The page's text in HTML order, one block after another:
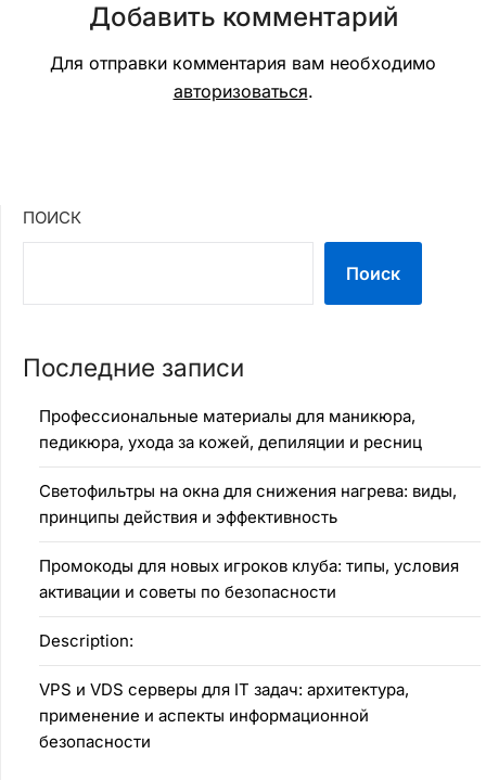
Добавить комментарий
Для отправки комментария вам необходимо
авторизоваться.
ПОИСК
Поиск
Последние записи
Профессиональные материалы для маникюра,
педикюра, ухода за кожей, депиляции и ресниц
Светофильтры на окна для снижения нагрева: виды,
принципы действия и эффективность
Промокоды для новых игроков клуба: типы, условия
активации и советы по безопасности
Description:
VPS и VDS серверы для IT задач: архитектура,
применение и аспекты информационной
безопасности